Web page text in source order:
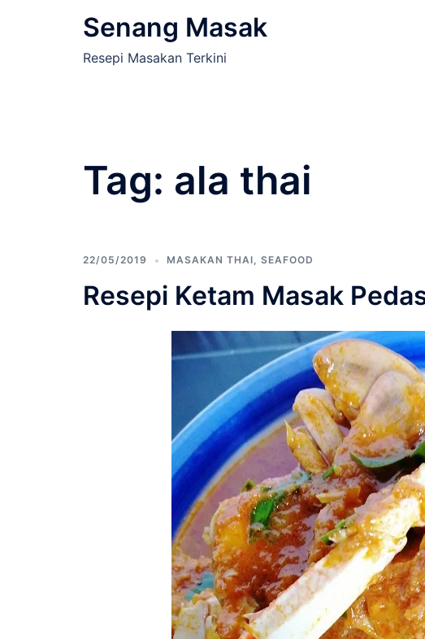
Senang Masak
Resepi Masakan Terkini
Tag: ala thai
22/05/2019 MASAKAN THAI, SEAFOOD
Resepi Ketam Masak